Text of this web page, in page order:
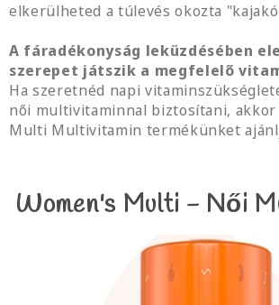
elkerülheted a túlevés okozta
A fáradékonyság leküzdésében
szerepet játszik a megfelelő
Ha szeretnéd napi
női multivitaminnal biztosítani, akkor
Multi Multivitamin termékünket
Women's Multi - Női